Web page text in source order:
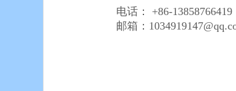
电话： +86-13858766419
邮箱：